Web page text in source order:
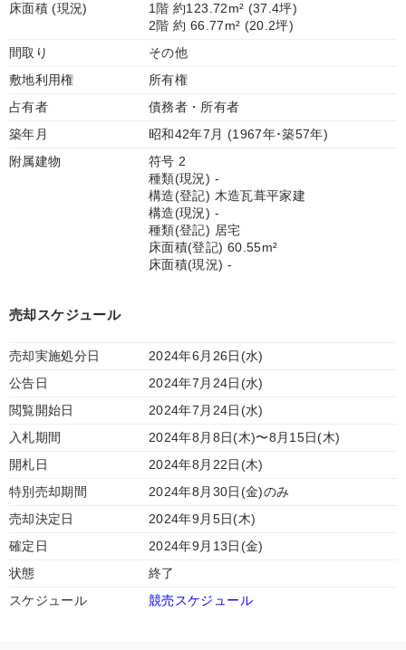
床面積 (現況)
1階 約123.72m² (37.4坪)
2階 約 66.77m² (20.2坪)
間取り
その他
敷地利用権
所有権
占有者
債務者・所有者
築年月
昭和42年7月 (1967年･築57年)
附属建物
符号 2
種類(現況) -
構造(登記) 木造瓦葺平家建
構造(現況) -
種類(登記) 居宅
床面積(登記) 60.55m²
床面積(現況) -
売却スケジュール
売却実施処分日
2024年6月26日(水)
公告日
2024年7月24日(水)
閲覧開始日
2024年7月24日(水)
入札期間
2024年8月8日(木)〜8月15日(木)
開札日
2024年8月22日(木)
特別売却期間
2024年8月30日(金)のみ
売却決定日
2024年9月5日(木)
確定日
2024年9月13日(金)
状態
終了
スケジュール
競売スケジュール